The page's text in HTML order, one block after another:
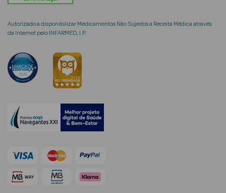
Rosto e
Ver Tudo
Cosmética
Rosto
Hidratantes
Séruns Faciais
Creme de Olhos
Anti-
envelhecimento
Autorizado a disponibilizar Medicamentos Não Sujeitos a Receita Médica através
da Internet pelo INFARMED, I.P.